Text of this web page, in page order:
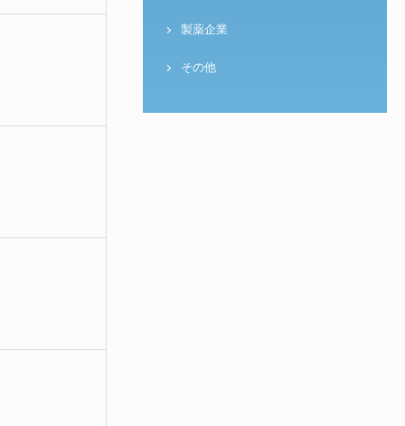
製薬企業
その他